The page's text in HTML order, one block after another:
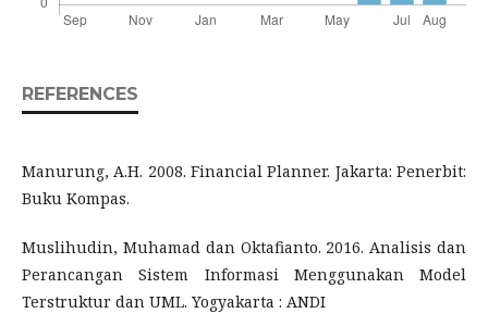
REFERENCES
Manurung, A.H. 2008. Financial Planner. Jakarta: Penerbit:
Buku Kompas.
Muslihudin, Muhamad dan Oktafianto. 2016. Analisis dan
Perancangan Sistem Informasi Menggunakan Model
Terstruktur dan UML. Yogyakarta : ANDI